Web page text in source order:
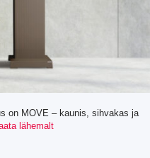
on MOVE – kaunis, sihvakas ja
lähemalt